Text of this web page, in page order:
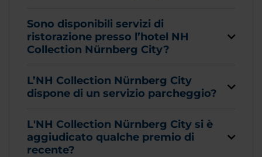
Sono disponibili servizi di
ristorazione presso l’hotel NH
Collection Nürnberg City?
L’NH Collection Nürnberg City
dispone di un servizio parcheggio?
L'NH Collection Nürnberg City si è
aggiudicato qualche premio di
recente?